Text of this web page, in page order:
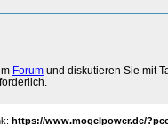
Forum und diskutieren Sie mit
https://www.mogelpower.de/